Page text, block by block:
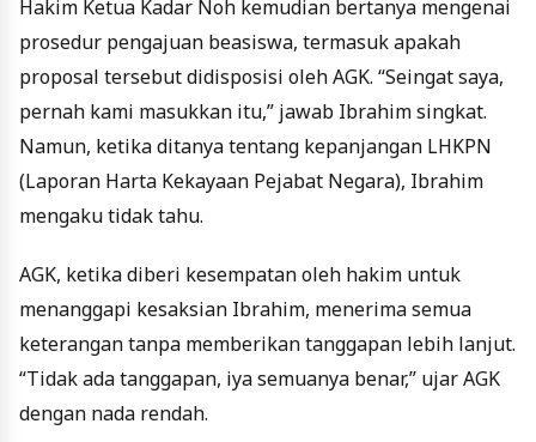
Hakim Ketua Kadar Noh kemudian bertanya mengenai
prosedur pengajuan beasiswa, termasuk apakah
proposal tersebut didisposisi oleh AGK. “Seingat saya,
pernah kami masukkan itu,” jawab Ibrahim singkat.
Namun, ketika ditanya tentang kepanjangan LHKPN
(Laporan Harta Kekayaan Pejabat Negara), Ibrahim
mengaku tidak tahu.
AGK, ketika diberi kesempatan oleh hakim untuk
menanggapi kesaksian Ibrahim, menerima semua
keterangan tanpa memberikan tanggapan lebih lanjut.
“Tidak ada tanggapan, iya semuanya benar,” ujar AGK
dengan nada rendah.